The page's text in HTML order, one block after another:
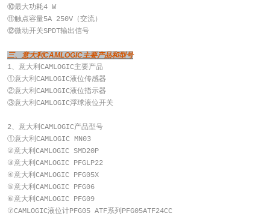
⑩最大功耗4 W
⑪触点容量5A 250V（交流）
⑫微动开关SPDT输出信号
三、意大利CAMLOGIC主要产品和型号
1、意大利CAMLOGIC主要产品
①意大利CAMLOGIC液位传感器
②意大利CAMLOGIC液位指示器
③意大利CAMLOGIC浮球液位开关
2、意大利CAMLOGIC产品型号
①意大利CAMLOGIC MN03
②意大利CAMLOGIC SMD20P
③意大利CAMLOGIC PFGLP22
④意大利CAMLOGIC PFG05X
⑤意大利CAMLOGIC PFG06
⑥意大利CAMLOGIC PFG09
⑦CAMLOGIC液位计PFG05 ATF系列PFG05ATF24CC